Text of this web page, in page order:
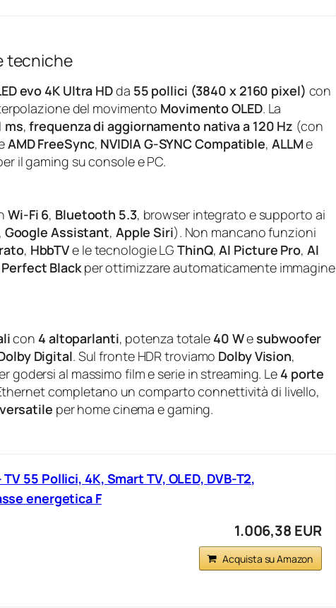
tecniche
evo 4K Ultra HDda 55 pollici (3840 x 2160 pixel) con
del movimento Movimento OLED. La
ms,frequenza di aggiornamento nativa a 120 Hz (con
AMD FreeSync, NVIDIA G-SYNC Compatible, ALLMe
il gaming su console e PC.
Wi‑Fi 6, Bluetooth 5.3, browser integrato e supporto ai
Google Assistant, Apple Siri). Non mancano funzioni
, HbbTVe le tecnologie LGThinQ,AI Picture Pro, AI
Perfect Blackper ottimizzare automaticamente immagine
con 4 altoparlanti, potenza totale 40 Wesubwoofer
Digital. Sul fronte HDR troviamo Dolby Vision,
godersi al massimo film e serie in streaming. Le 4 porte
completano un comparto connettività di livello,
per home cinema e gaming.
TV 55 Pollici, 4K, Smart TV, OLED, DVB-T2,
energetica F
1.006,38 EUR
Acquista su Amazon